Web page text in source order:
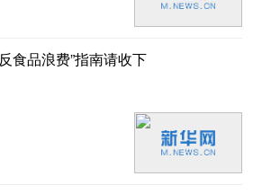
食品浪费”指南请收下